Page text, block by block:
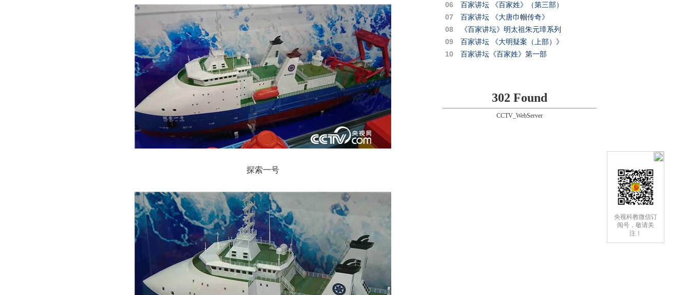
央视科教微信订
阅号，敬请关
注！
探索一号
06
百家讲坛 《百家姓》（第三部）
07
百家讲坛 《大唐巾帼传奇》
08
《百家讲坛》明太祖朱元璋系列
09
百家讲坛 《大明疑案（上部）》
10
百家讲坛《百家姓》第一部
302 Found
CCTV_WebServer